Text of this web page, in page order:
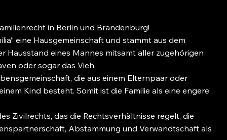
in Berlin und Brandenburg!
eine Hausgemeinschaft und stammt aus dem
Hausstand eines Mannes mitsamt aller zugehörigen
oder sogar das Vieh.
die aus einem Elternpaar oder
Kind besteht. Somit ist die Familie als eine engere
Zivilrechts, das die Rechtsverhältnisse regelt, die
Abstammung und Verwandtschaft als